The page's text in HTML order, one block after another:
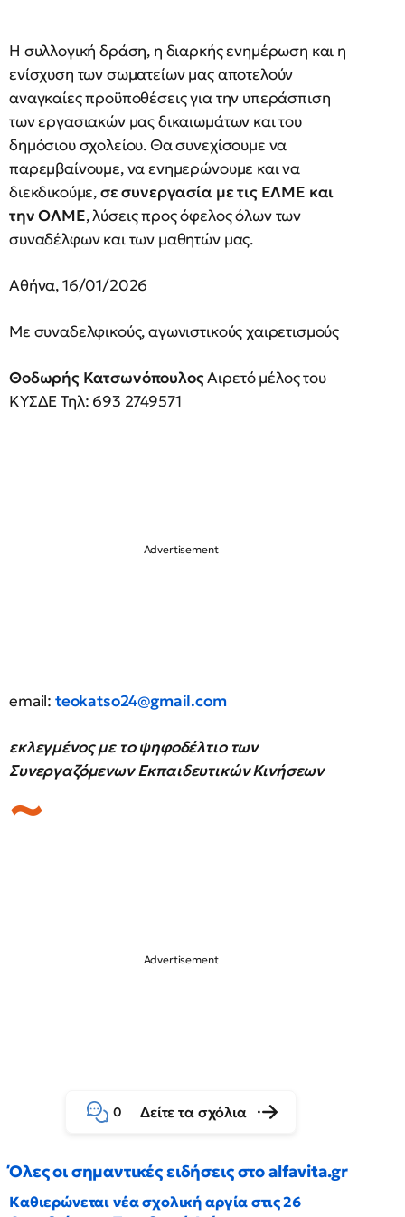
Η συλλογική δράση, η διαρκής ενημέρωση και η
ενίσχυση των σωματείων μας αποτελούν
αναγκαίες προϋποθέσεις για την υπεράσπιση
των εργασιακών μας δικαιωμάτων και του
δημόσιου σχολείου. Θα συνεχίσουμε να
παρεμβαίνουμε, να ενημερώνουμε και να
διεκδικούμε,σε συνεργασία με τις ΕΛΜΕ και
την ΟΛΜΕ, λύσεις προς όφελος όλων των
συναδέλφων και των μαθητών μας.
Αθήνα, 16/01/2026
Με συναδελφικούς, αγωνιστικούς χαιρετισμούς
Θοδωρής ΚατσωνόπουλοςΑιρετό μέλος του
ΚΥΣΔΕ Τηλ: 693 2749571
email: teokatso24@gmail.com
εκλεγμένος με το ψηφοδέλτιο των
Συνεργαζόμενων Εκπαιδευτικών Κινήσεων
0 Δείτε τα σχόλια
Όλες οι σημαντικές ειδήσεις στο alfavita.gr
Καθιερώνεται νέα σχολική αργία στις 26